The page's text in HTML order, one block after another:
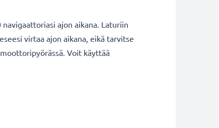
ajon aikana. Laturiin
virtaa ajon aikana, eikä tarvitse
Voit käyttää